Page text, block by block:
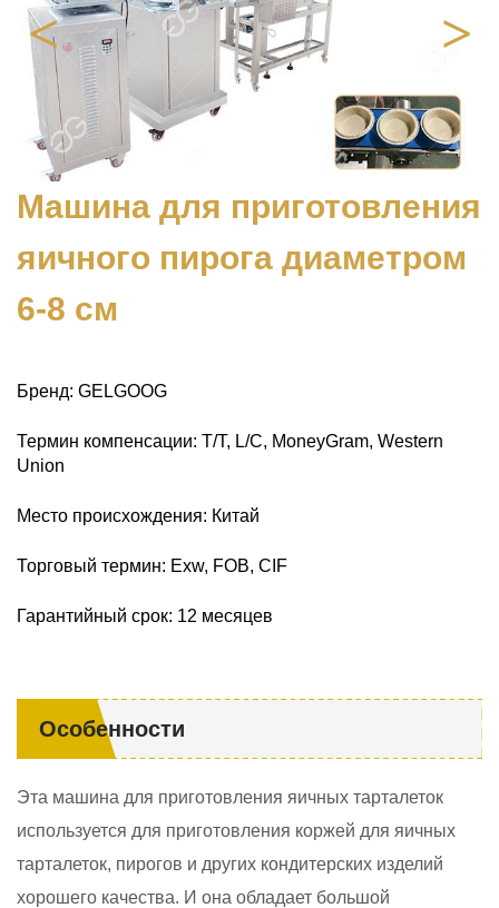
< >
Машина для приготовления
яичного пирога диаметром
6-8 см
Бренд: GELGOOG
Термин компенсации: T/T, L/C, MoneyGram, Western
Union
Место происхождения: Китай
Торговый термин: Exw, FOB, CIF
Гарантийный срок: 12 месяцев
Особенности
Эта машина для приготовления яичных тарталеток
используется для приготовления коржей для яичных
тарталеток, пирогов и других кондитерских изделий
хорошего качества. И она обладает большой